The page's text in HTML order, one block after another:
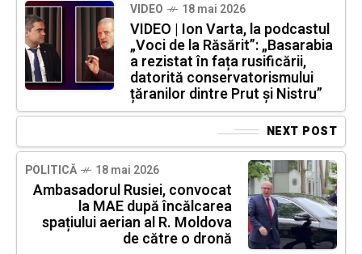
VIDEO 18 mai 2026
VIDEO | Ion Varta, la podcastul
„Voci de la Răsărit”: „Basarabia
a rezistat în fața rusificării,
datorită conservatorismului
țăranilor dintre Prut și Nistru”
NEXT POST
POLITICĂ 18 mai 2026
Ambasadorul Rusiei, convocat
la MAE după încălcarea
spațiului aerian al R. Moldova
de către o dronă